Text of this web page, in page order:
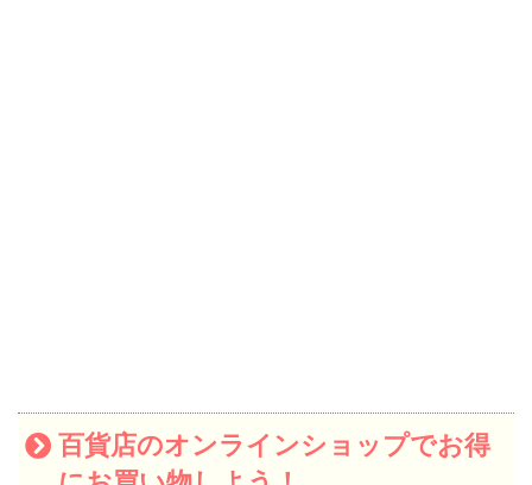
百貨店のオンラインショップでお得